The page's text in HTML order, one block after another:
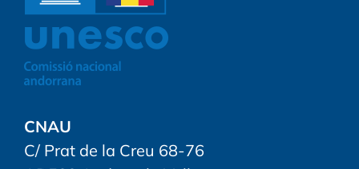
CNAU
C/ Prat de la Creu 68-76